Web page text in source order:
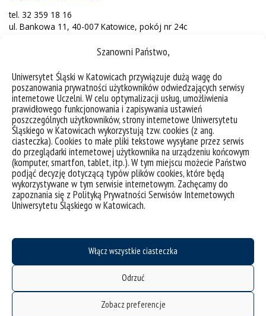
Szanowni Państwo,
Uniwersytet Śląski w Katowicach przywiązuje dużą wagę do
poszanowania prywatności użytkowników odwiedzających serwisy
internetowe Uczelni. W celu optymalizacji usług, umożliwienia
prawidłowego funkcjonowania i zapisywania ustawień
poszczególnych użytkowników, strony internetowe Uniwersytetu
Śląskiego w Katowicach wykorzystują tzw. cookies (z ang.
ciasteczka). Cookies to małe pliki tekstowe wysyłane przez serwis
do przeglądarki internetowej użytkownika na urządzeniu końcowym
(komputer, smartfon, tablet, itp.). W tym miejscu możecie Państwo
podjąć decyzję dotyczącą typów plików cookies, które będą
wykorzystywane w tym serwisie internetowym. Zachęcamy do
zapoznania się z Polityką Prywatności Serwisów Internetowych
Uniwersytetu Śląskiego w Katowicach.
Włącz wszystkie ciasteczka
Odrzuć
Zobacz preferencje
tel. 32 359 18 16
ul. Bankowa 11, 40-007 Katowice, pokój nr 24c
Dyżury w każdy wtorek:
Grażyńskiego 53, 40-126 Katowice, pokój 23
tel. 32 359 97 94
mapa strony